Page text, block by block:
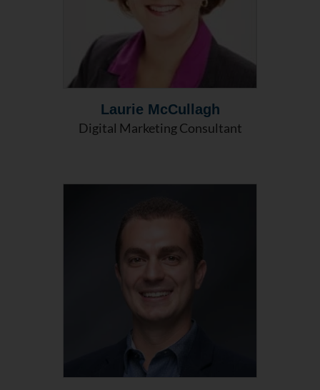
Laurie McCullagh
Digital Marketing Consultant